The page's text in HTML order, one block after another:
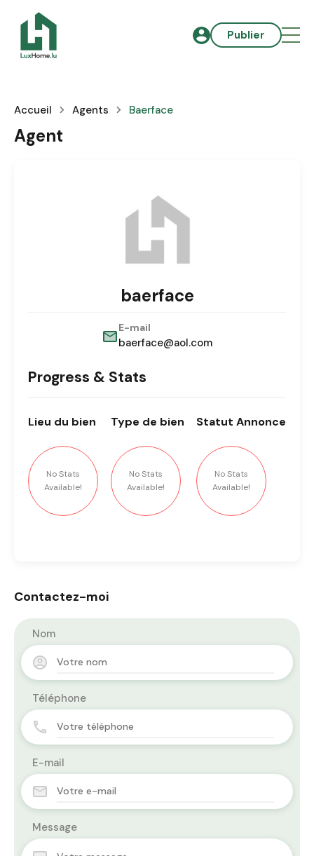
Publier
Accueil Agents Baerface
Agent
baerface
E-mail
baerface@aol.com
Progress & Stats
Lieu du bien
No Stats
Available!
Type de bien
No Stats
Available!
Statut Annonce
No Stats
Available!
Contactez-moi
Nom
Téléphone
E-mail
Message